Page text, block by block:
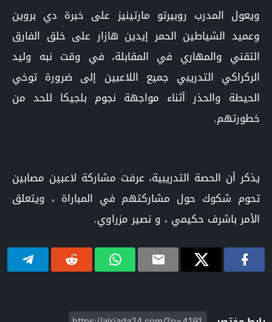
ويعول المدرب روبيرتو مارتينيز على خبرة دي بروين
وعميد الشياطين الحمر إيدين هازار على خلق الفارق
التقني والمهاري في المقابلة، في وقت نبه وليد
الركراكي التدريبي جميع اللاعبين إلى ضرورة توخي
الحيطة والحذر أثناء مواجهة نجوم بلجيكا للحد من
خطورتهم.
يذكر أن الحصة التدريبية، عرفت مشاركة لاعبين مصابين
تحوم شكوك حول مشاركتهم في المباراة ، ويتعلق
الأمر باشرف حكيمي ، و نصير مزراوي.